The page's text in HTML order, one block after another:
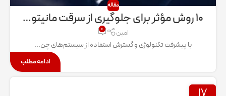
مقاله
۱۰ روش مؤثر برای جلوگیری از سرقت مانیتور خودرو: نگاهی تخصصی به راهکارهای پیشرفته امنیتی در خودروهای امروزی
امین ۰
با پیشرفت تکنولوژی و گسترش استفاده از سیستم‌های چن...
ادامه مطلب